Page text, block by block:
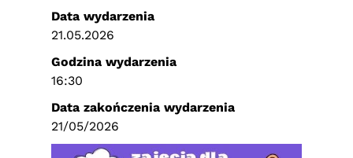
Data wydarzenia
21.05.2026
Godzina wydarzenia
16:30
Data zakończenia wydarzenia
21/05/2026